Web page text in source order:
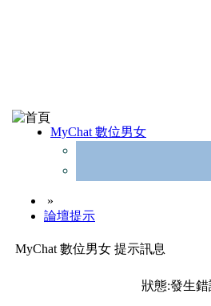
MyChat 數位男女
»
論壇提示
MyChat 數位男女 提示訊息
狀態:發生